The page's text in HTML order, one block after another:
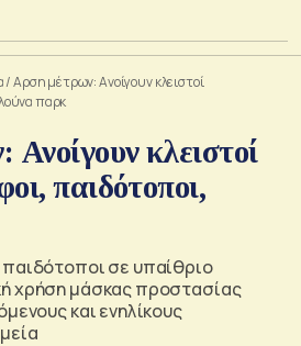
/Αρση μέτρων: Ανοίγουν κλειστοί
παρκ
κλειστοί
παιδότοποι,
σε υπαίθριο
χρήση μάσκας προστασίας
και ενηλίκους